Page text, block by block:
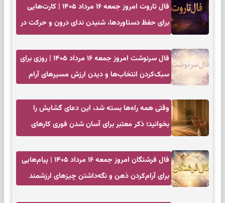
فال تاروت امروز جمعه ۱۶ مرداد ۱۴۰۵ | کارت‌هایی
برای حفظ دستاوردها، شنیدن ندای درون و حرکت در
فال سرنوشت امروز جمعه ۱۶ مرداد ۱۴۰۵ | روزی برای
سبک‌کردن انتخاب‌ها و دیدن ارزش مسیرهای آرام
وقتی همه راه‌ها بسته شد، این دعای گشایش را
بخوانید؛ ذکر معتبر برای آسان شدن فوری کارهای
فال فرشتگان امروز جمعه ۱۶ مرداد ۱۴۰۵ | پیام‌هایی
برای آرام‌کردن ذهن و نگه‌داشتن چیزهای ارزشمند